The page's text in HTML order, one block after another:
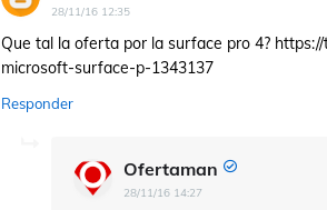
28/11/16 12:35
Que tal la oferta por la surface pro 4?
microsoft-surface-p-1343137
Responder
Ofertaman
28/11/16 14:27